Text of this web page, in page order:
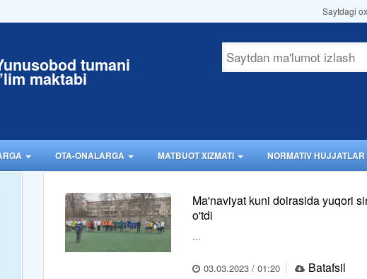
Saytdagi
tumani
maktabi
OTA-ONALARGA MATBUOT XIZMATI NORMATIV HUJJATLAR
Ma'naviyat kuni doirasida yuqori
o'tdi
...
03.03.2023 / 01:20 Batafsil